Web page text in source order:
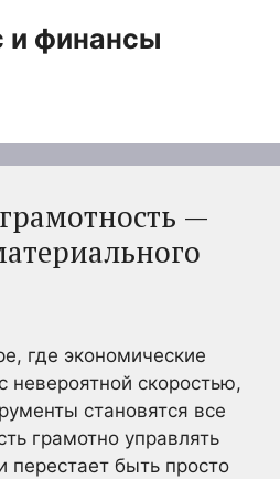
и финансы
—
где экономические
невероятной скоростью,
становятся все
грамотно управлять
быть просто